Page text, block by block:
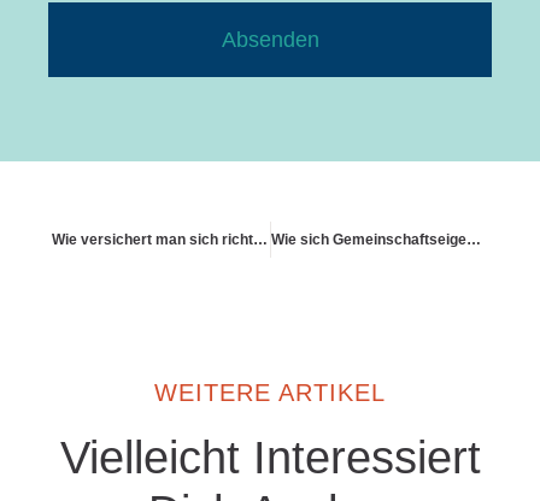
Absenden
Wie versichert man sich richtig gegen Wärmepumpen Wie sich Gemeinschaftseigentum versichern lässt
WEITERE ARTIKEL
Vielleicht Interessiert